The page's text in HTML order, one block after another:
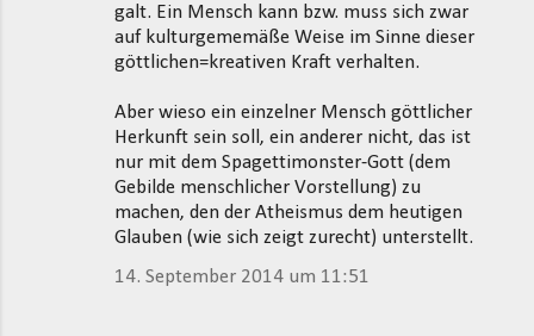
galt. Ein Mensch kann bzw. muss sich zwar
auf kulturgememäße Weise im Sinne dieser
göttlichen=kreativen Kraft verhalten.
Aber wieso ein einzelner Mensch göttlicher
Herkunft sein soll, ein anderer nicht, das ist
nur mit dem Spagettimonster-Gott (dem
Gebilde menschlicher Vorstellung) zu
machen, den der Atheismus dem heutigen
Glauben (wie sich zeigt zurecht) unterstellt.
14. September 2014 um 11:51